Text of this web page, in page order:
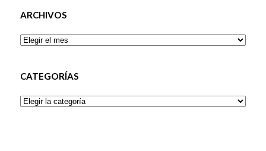
ARCHIVOS
Archivos
CATEGORÍAS
Categorías